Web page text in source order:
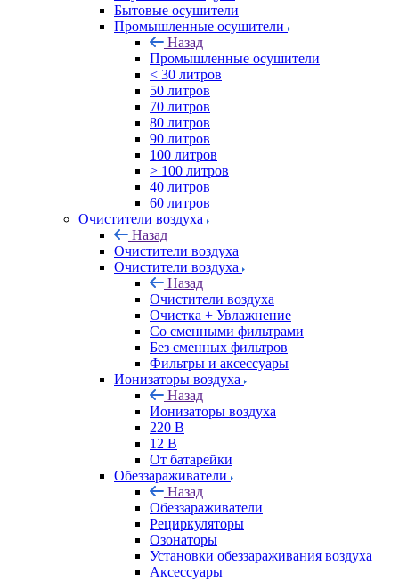
Бытовые осушители
Промышленные осушители
Назад
Промышленные осушители
< 30 литров
50 литров
70 литров
80 литров
90 литров
100 литров
> 100 литров
40 литров
60 литров
Очистители воздуха
Назад
Очистители воздуха
Очистители воздуха
Назад
Очистители воздуха
Очистка + Увлажнение
Cо сменными фильтрами
Без сменных фильтров
Фильтры и аксессуары
Ионизаторы воздуха
Назад
Ионизаторы воздуха
220 В
12 В
От батарейки
Обеззараживатели
Назад
Обеззараживатели
Рециркуляторы
Озонаторы
Установки обеззараживания воздуха
Аксессуары